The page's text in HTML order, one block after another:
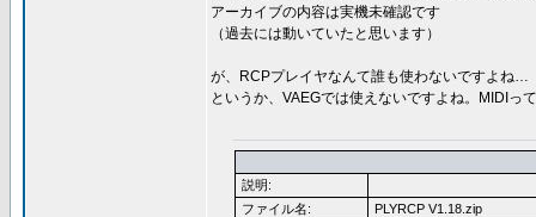
アーカイブの内容は実機未確認です
（過去には動いていたと思います）
が、RCPプレイヤなんて誰も使わないですよね…
というか、VAEGでは使えないですよね。MIDIっ
説明:
ファイル名:
PLYRCP V1.18.zip